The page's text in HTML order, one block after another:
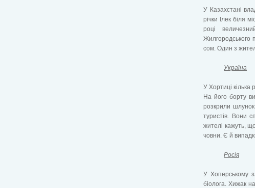
У Казахстані
річки Ілек біля
році
Жилгородського
сом. Один з
Україна
У Хортиці кілька
На його борту
розкрили
туристів. Вони
жителі кажуть,
човни. Є й
Росія
У Хоперському
біолога. Хижак